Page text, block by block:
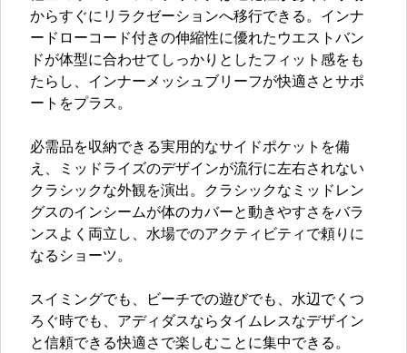
からすぐにリラクゼーションへ移行できる。インナ
ードローコード付きの伸縮性に優れたウエストバン
ドが体型に合わせてしっかりとしたフィット感をも
たらし、インナーメッシュブリーフが快適さとサポ
ートをプラス。
必需品を収納できる実用的なサイドポケットを備
え、ミッドライズのデザインが流行に左右されない
クラシックな外観を演出。クラシックなミッドレン
グスのインシームが体のカバーと動きやすさをバラ
ンスよく両立し、水場でのアクティビティで頼りに
なるショーツ。
スイミングでも、ビーチでの遊びでも、水辺でくつ
ろぐ時でも、アディダスならタイムレスなデザイン
と信頼できる快適さで楽しむことに集中できる。